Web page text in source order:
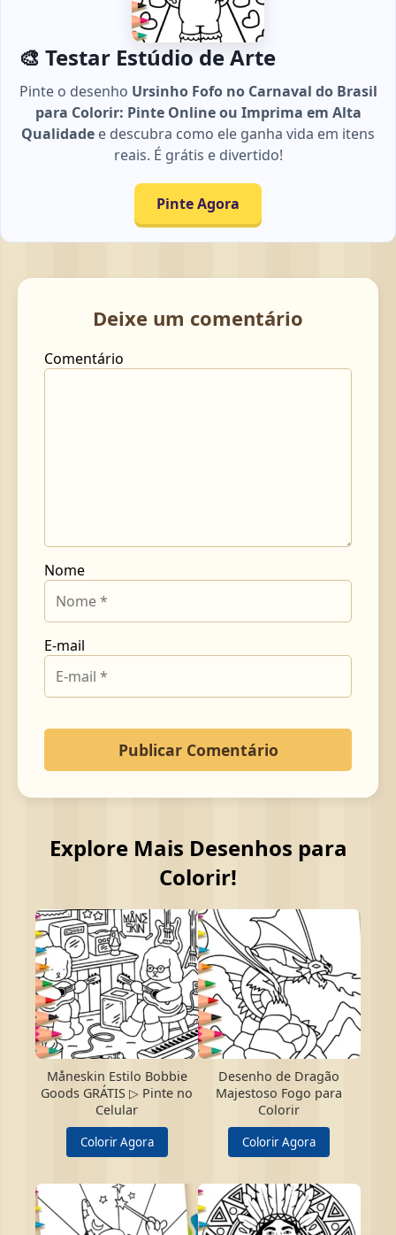
🎨 Testar Estúdio de Arte
Pinte o desenho Ursinho Fofo no Carnaval do Brasil
para Colorir: Pinte Online ou Imprima em Alta
Qualidade e descubra como ele ganha vida em itens
reais. É grátis e divertido!
Pinte Agora
Deixe um comentário
Comentário
Nome
E-mail
Explore Mais Desenhos para
Colorir!
Måneskin Estilo Bobbie
Goods GRÁTIS ▷ Pinte no
Celular
Colorir Agora
Desenho de Dragão
Majestoso Fogo para
Colorir
Colorir Agora